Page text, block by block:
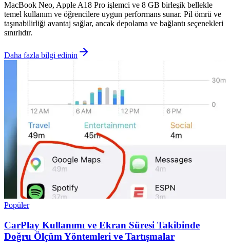
MacBook Neo, Apple A18 Pro işlemci ve 8 GB birleşik bellekle
temel kullanım ve öğrencilere uygun performans sunar. Pil ömrü ve
taşınabilirliği avantaj sağlar, ancak depolama ve bağlantı seçenekleri
sınırlıdır.
Daha fazla bilgi edinin
Popüler
CarPlay Kullanımı ve Ekran Süresi Takibinde
Doğru Ölçüm Yöntemleri ve Tartışmalar